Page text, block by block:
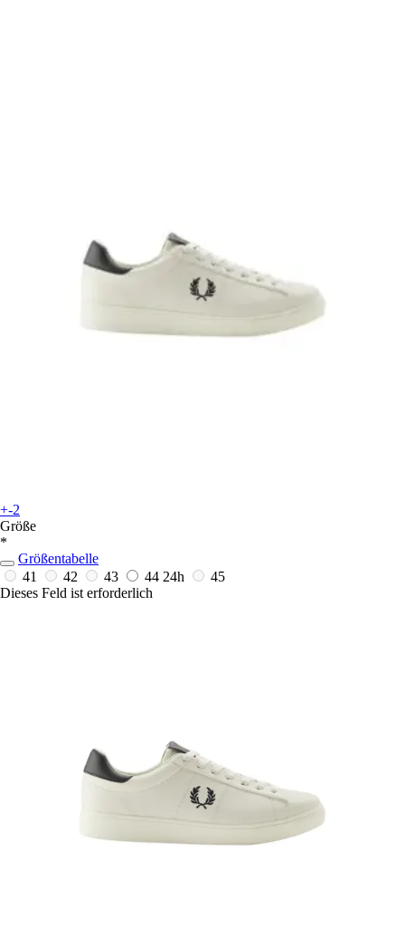
+-2
Größe
*
Größentabelle
41
42 43 44 24h
45
Dieses Feld ist erforderlich